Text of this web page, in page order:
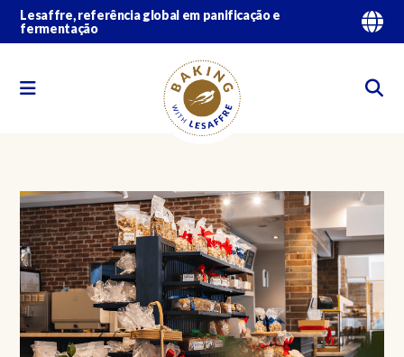
Lesaffre, referência global em panificação e
fermentação